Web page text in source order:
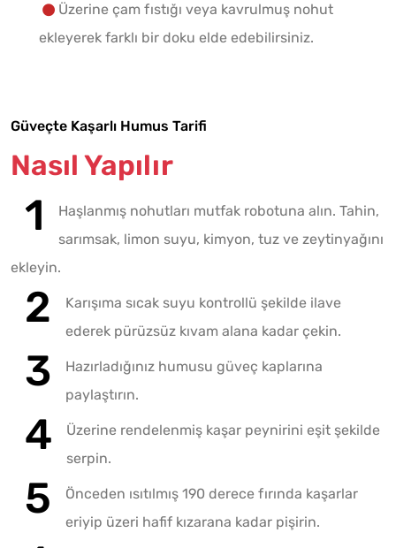
Üzerine çam fıstığı veya kavrulmuş nohut
ekleyerek farklı bir doku elde edebilirsiniz.
Güveçte Kaşarlı Humus Tarifi
Nasıl Yapılır
Haşlanmış nohutları mutfak robotuna alın. Tahin,
sarımsak, limon suyu, kimyon, tuz ve zeytinyağını
ekleyin.
Karışıma sıcak suyu kontrollü şekilde ilave
ederek pürüzsüz kıvam alana kadar çekin.
Hazırladığınız humusu güveç kaplarına
paylaştırın.
Üzerine rendelenmiş kaşar peynirini eşit şekilde
serpin.
Önceden ısıtılmış 190 derece fırında kaşarlar
eriyip üzeri hafif kızarana kadar pişirin.